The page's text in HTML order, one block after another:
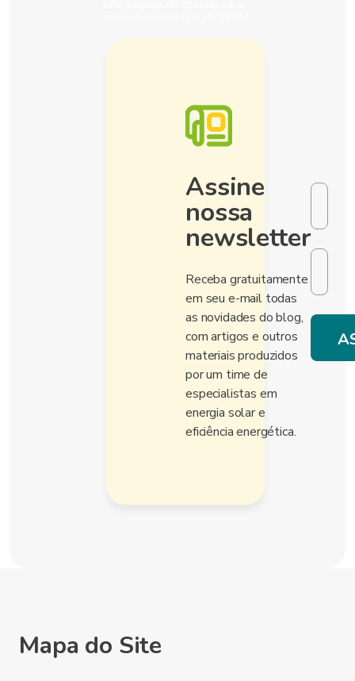
Assine
nossa
newsletter
Receba gratuitamente
em seu e-mail todas
as novidades do blog,
com artigos e outros
materiais produzidos
por um time de
especialistas em
energia solar e
eficiência energética.
Mapa do Site